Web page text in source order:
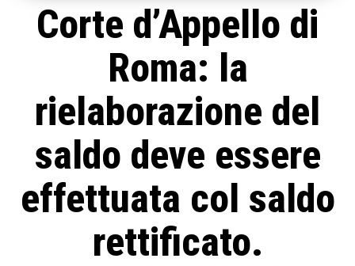
Corte d’Appello di
Roma: la
rielaborazione del
saldo deve essere
effettuata col saldo
rettificato.